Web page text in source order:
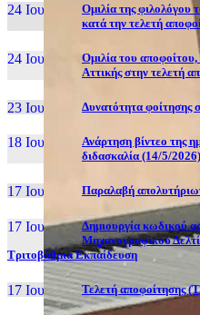
24 Ιουν, 26
Ομιλία της φιλολόγου
κατά την τελετή
24 Ιουν, 26
Ομιλία του
Αττικής στην τελετή
23 Ιουν, 26 Δυνατότητα φοίτησης
18 Ιουν, 26
Ανάρτηση βίντεο της
διδασκαλία (14/5/2026)
17 Ιουν, 26 Παραλαβή
17 Ιουν, 26
Δημιουργία κωδικού
Μηχανογραφικού
Τριτοβάθμια Εκπαίδευση
17 Ιουν, 26 Τελετή αποφοίτησης